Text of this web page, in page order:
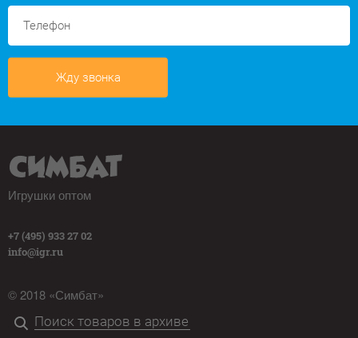
Жду звонка
Игрушки оптом
+7 (495) 933 27 02
info@igr.ru
© 2018 «Симбат»